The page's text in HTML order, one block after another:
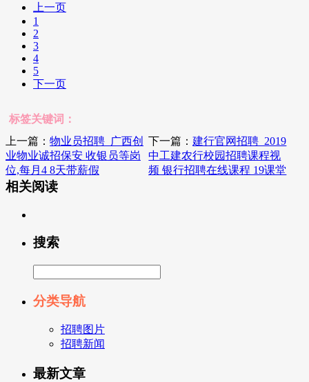
上一页
1
2
3
4
5
下一页
标签关键词：
上一篇： 物业员招聘_广西创
业物业诚招保安 收银员等岗
位,每月4 8天带薪假
下一篇：建行官网招聘_2019
中工建农行校园招聘课程视
频 银行招聘在线课程 19课堂
相关阅读
搜索
分类导航
招聘图片
招聘新闻
最新文章